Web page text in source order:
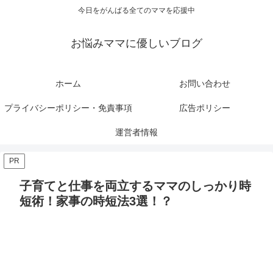
今日をがんばる全てのママを応援中
お悩みママに優しいブログ
ホーム お問い合わせ
プライバシーポリシー・免責事項 広告ポリシー
運営者情報
PR
子育てと仕事を両立するママのしっかり時
短術！家事の時短法3選！？